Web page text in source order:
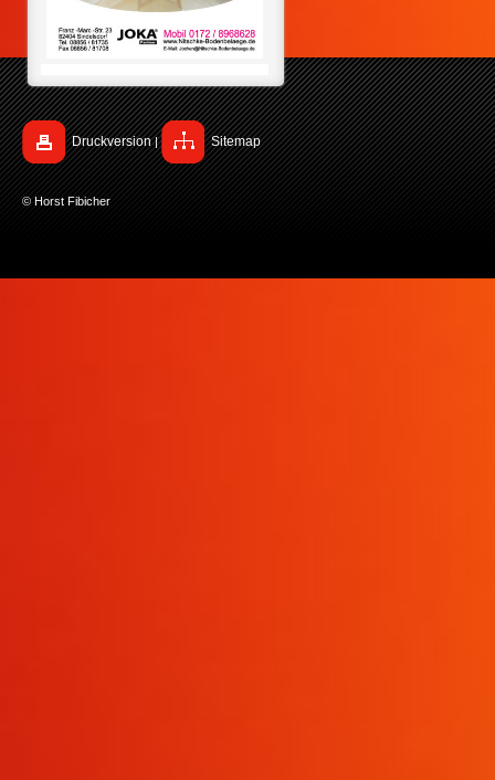
Druckversion | Sitemap
© Horst Fibicher